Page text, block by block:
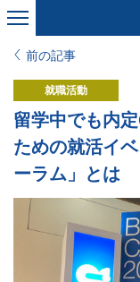
前の記事
就職活動
留学中でも内
ための就活イ
ーラム」とは